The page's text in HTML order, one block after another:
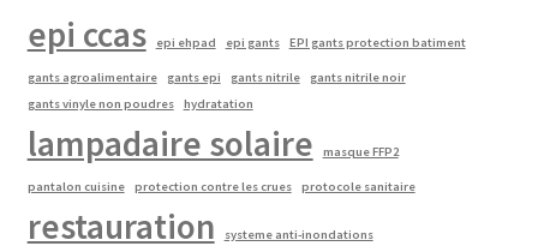
epi ccas
epi ehpad epi gants EPI gants protection batiment
gants agroalimentaire gants epi gants nitrile
gants nitrile noir
gants vinyle non poudres
hydratation
lampadaire solaire masque FFP2
pantalon cuisine protection contre les crues protocole sanitaire
restauration systeme anti-inondations